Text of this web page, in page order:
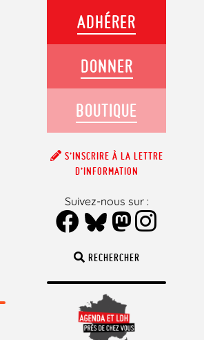
RECHERCHER
ADHÉRER
DONNER
BOUTIQUE
S’INSCRIRE À LA LETTRE
D’INFORMATION
Suivez-nous sur :